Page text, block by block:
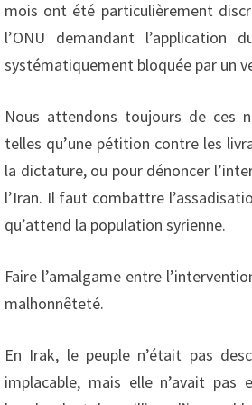
mois ont été particulièrement
l’ONU demandant
systématiquement bloquée par un
Nous attendons toujours de ces
telles qu’une pétition contre les
la dictature, ou pour dénoncer
l’Iran. Il faut combattre
qu’attend la population syrienne.
Faire l’amalgame entre
malhonnêteté.
En Irak, le peuple n’était pas
implacable, mais elle n’avait